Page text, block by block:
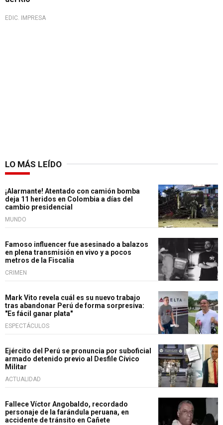
EDIC. IMPRESA
LO MÁS LEÍDO
¡Alarmante! Atentado con camión bomba
deja 11 heridos en Colombia a días del
cambio presidencial
MUNDO
Famoso influencer fue asesinado a balazos
en plena transmisión en vivo y a pocos
metros de la Fiscalía
CRIMEN
Mark Vito revela cuál es su nuevo trabajo
tras abandonar Perú de forma sorpresiva:
"Es fácil ganar plata"
ESPECTÁCULOS
Ejército del Perú se pronuncia por suboficial
armado detenido previo al Desfile Cívico
Militar
ACTUALIDAD
Fallece Víctor Angobaldo, recordado
personaje de la farándula peruana, en
accidente de tránsito en Cañete